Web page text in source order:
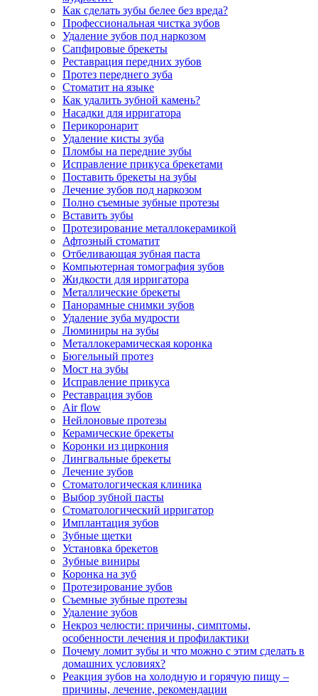
Как сделать зубы белее без вреда?
Профессиональная чистка зубов
Удаление зубов под наркозом
Сапфировые брекеты
Реставрация передних зубов
Протез переднего зуба
Стоматит на языке
Как удалить зубной камень?
Насадки для ирригатора
Перикоронарит
Удаление кисты зуба
Пломбы на передние зубы
Исправление прикуса брекетами
Поставить брекеты на зубы
Лечение зубов под наркозом
Полно съемные зубные протезы
Вставить зубы
Протезирование металлокерамикой
Афтозный стоматит
Отбеливающая зубная паста
Компьютерная томография зубов
Жидкости для ирригатора
Металлические брекеты
Панорамные снимки зубов
Удаление зуба мудрости
Люминиры на зубы
Металлокерамическая коронка
Бюгельный протез
Мост на зубы
Исправление прикуса
Реставрация зубов
Air flow
Нейлоновые протезы
Керамические брекеты
Коронки из циркония
Лингвальные брекеты
Лечение зубов
Стоматологическая клиника
Выбор зубной пасты
Стоматологический ирригатор
Имплантация зубов
Зубные щетки
Установка брекетов
Зубные виниры
Коронка на зуб
Протезирование зубов
Съемные зубные протезы
Удаление зубов
Некроз челюсти: причины, симптомы,
особенности лечения и профилактики
Почему ломит зубы и что можно с этим сделать в
домашних условиях?
Реакция зубов на холодную и горячую пищу –
причины, лечение, рекомендации